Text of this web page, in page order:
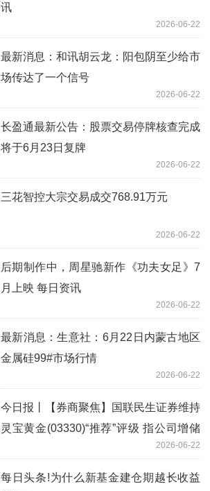
讯
2026-06-22
最新消息：和讯胡云龙：阳包阴至少给市
场传达了一个信号
2026-06-22
长盈通最新公告：股票交易停牌核查完成
将于6月23日复牌
2026-06-22
三花智控大宗交易成交768.91万元
2026-06-22
后期制作中，周星驰新作《功夫女足》7
月上映 每日资讯
2026-06-22
最新消息：生意社：6月22日内蒙古地区
金属硅99#市场行情
2026-06-22
今日报丨【券商聚焦】国联民生证券维持
灵宝黄金(03330)“推荐”评级 指公司增储
2026-06-22
每日头条!为什么新基金建仓期越长收益